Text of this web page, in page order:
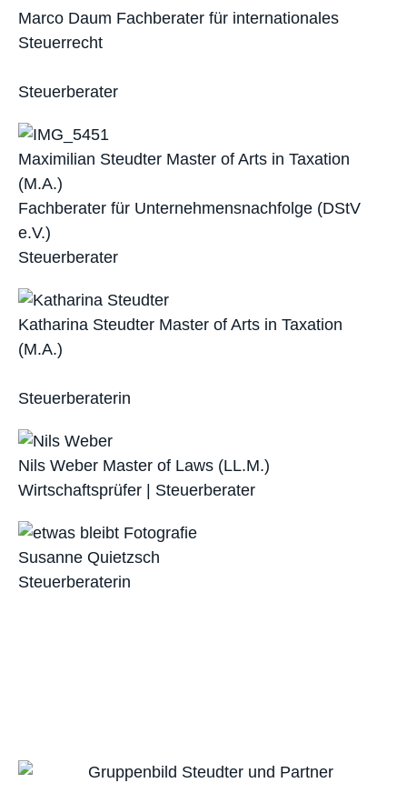
Marco Daum Fachberater für internationales
Steuerrecht
Steuerberater
Maximilian Steudter Master of Arts in Taxation
(M.A.)
Fachberater für Unternehmensnachfolge (DStV
e.V.)
Steuerberater
Katharina Steudter Master of Arts in Taxation
(M.A.)
Steuerberaterin
Nils Weber Master of Laws (LL.M.)
Wirtschaftsprüfer | Steuerberater
Susanne Quietzsch
Steuerberaterin